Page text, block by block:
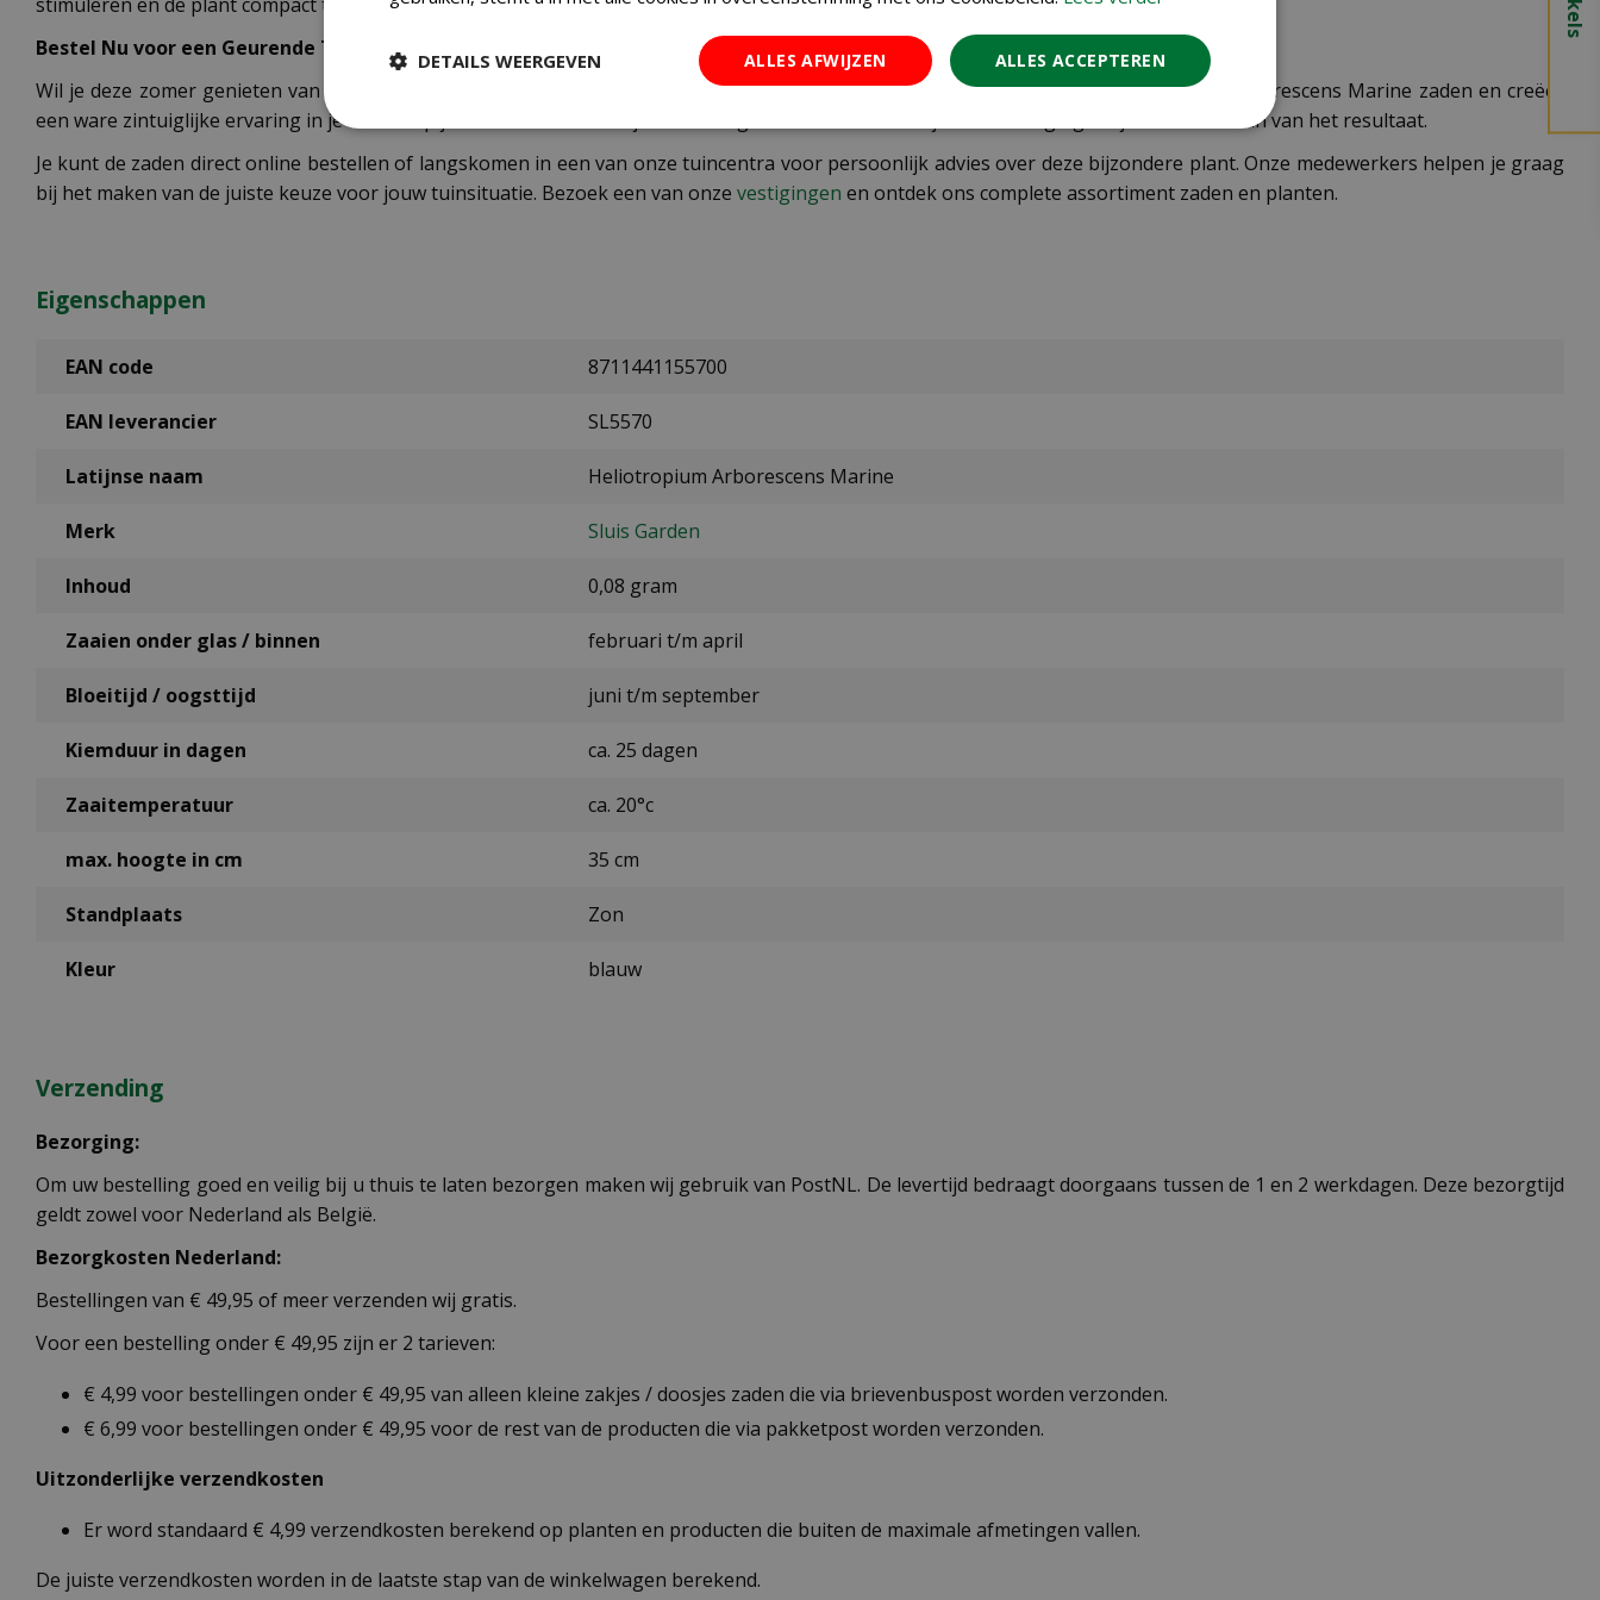
stimuleren en de plant compact te houden.
Bestel Nu voor een Geurende Tuin
Wil je deze zomer genieten van de betoverende blauwe bloemen en heerlijke vanillegeur in je tuin? Bestel dan nu de Heliotropium Arborescens Marine zaden en creëer
een ware zintuiglijke ervaring in je tuin of op je balkon. De zaden zijn eenvoudig te zaaien en met de juiste verzorging zul je versteld staan van het resultaat.
Je kunt de zaden direct online bestellen of langskomen in een van onze tuincentra voor persoonlijk advies over deze bijzondere plant. Onze medewerkers helpen je graag
bij het maken van de juiste keuze voor jouw tuinsituatie. Bezoek een van onze vestigingen en ontdek ons complete assortiment zaden en planten.
Eigenschappen
EAN code 8711441155700
EAN leverancier SL5570
Latijnse naam Heliotropium Arborescens Marine
Merk Sluis Garden
Inhoud 0,08 gram
Zaaien onder glas / binnen februari t/m april
Bloeitijd / oogsttijd juni t/m september
Kiemduur in dagen ca. 25 dagen
Zaaitemperatuur ca. 20°c
max. hoogte in cm 35 cm
Standplaats Zon
Kleur blauw
Verzending
Bezorging:
Om uw bestelling goed en veilig bij u thuis te laten bezorgen maken wij gebruik van PostNL. De levertijd bedraagt doorgaans tussen de 1 en 2 werkdagen. Deze bezorgtijd
geldt zowel voor Nederland als België.
Bezorgkosten Nederland:
Bestellingen van € 49,95 of meer verzenden wij gratis.
Voor een bestelling onder € 49,95 zijn er 2 tarieven:
€ 4,99 voor bestellingen onder € 49,95 van alleen kleine zakjes / doosjes zaden die via brievenbuspost worden verzonden.
€ 6,99 voor bestellingen onder € 49,95 voor de rest van de producten die via pakketpost worden verzonden.
Uitzonderlijke verzendkosten
Er word standaard € 4,99 verzendkosten berekend op planten en producten die buiten de maximale afmetingen vallen.
De juiste verzendkosten worden in de laatste stap van de winkelwagen berekend.
ALLES ACCEPTEREN
ALLES AFWIJZEN
DETAILS WEERGEVEN